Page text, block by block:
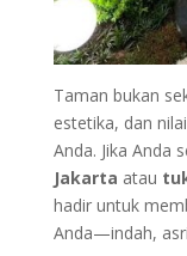
Taman bukan
estetika, dan
Anda. Jika Anda
Jakarta atau
hadir untuk
Anda—indah,